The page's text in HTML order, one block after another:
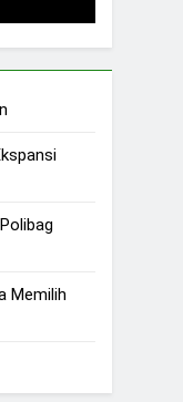
Memilih